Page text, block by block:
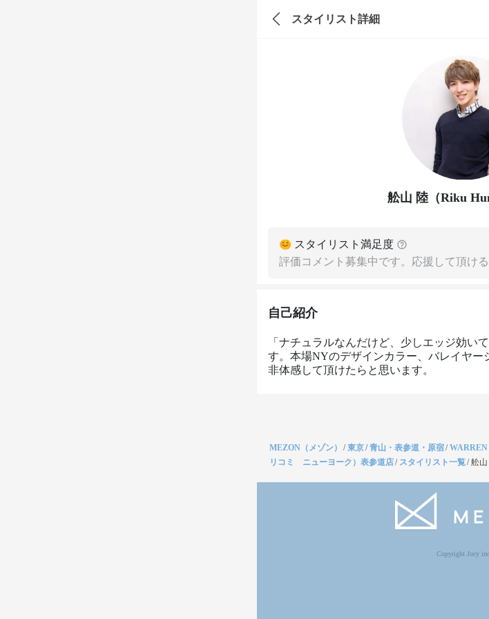
スタイリスト詳細
舩山 陸（Riku
スタイリスト満足度
評価コメント募集中です。応援して頂け
自己紹介
「ナチュラルなんだけど、少しエッジ効い
す。本場NYのデザインカラー、バレイヤー
非体感して頂けたらと思います。
MEZON（メゾン） /東京/青山・表参道・原宿/
リコミ ニューヨーク）表参道店/ スタイリスト一覧/舩山
Copyright Jocy inc.